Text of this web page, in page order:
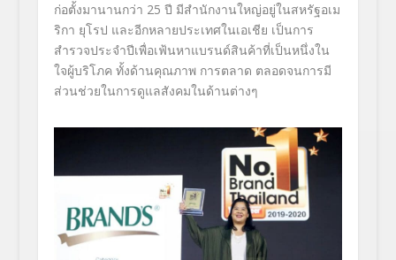
ก่อตั้งมานานกว่า 25 ปี มีสำนักงานใหญ่อยู่ในสหรัฐอเม
ริกา ยุโรป และอีกหลายประเทศในเอเชีย เป็นการ
สำรวจประจำปีเพื่อเฟ้นหาแบรนด์สินค้าที่เป็นหนึ่งใน
ใจผู้บริโภค ทั้งด้านคุณภาพ การตลาด ตลอดจนการมี
ส่วนช่วยในการดูแลสังคมในด้านต่างๆ